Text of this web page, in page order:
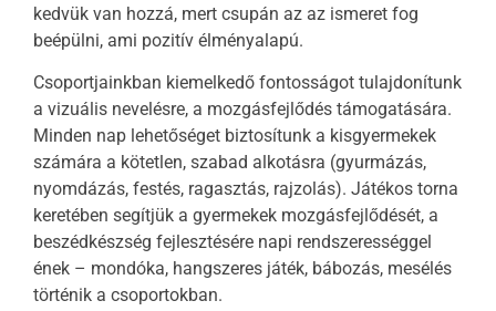
kedvük van hozzá, mert csupán az az ismeret fog
beépülni, ami pozitív élményalapú.
Csoportjainkban kiemelkedő fontosságot tulajdonítunk
a vizuális nevelésre, a mozgásfejlődés támogatására.
Minden nap lehetőséget biztosítunk a kisgyermekek
számára a kötetlen, szabad alkotásra (gyurmázás,
nyomdázás, festés, ragasztás, rajzolás). Játékos torna
keretében segítjük a gyermekek mozgásfejlődését, a
beszédkészség fejlesztésére napi rendszerességgel
ének – mondóka, hangszeres játék, bábozás, mesélés
történik a csoportokban.